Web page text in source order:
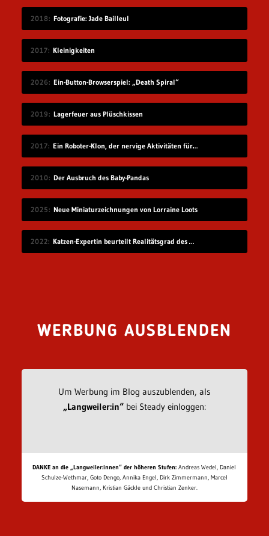
2018 Fotografie: Jade Bailleul
2017 Kleinigkeiten
2026 Ein-Button-Browserspiel: „Death Spiral“
2019 Lagerfeuer aus Plüschkissen
2017 Ein Roboter-Klon, der nervige Aktivitäten für dich übernimmt
2010 Der Ausbruch des Baby-Pandas
2025 Neue Miniaturzeichnungen von Lorraine Loots
2022 Katzen-Expertin beurteilt Realitätsgrad des Verhaltens in „Stray“
WERBUNG AUSBLENDEN
Um Werbung im Blog auszublenden, als
„Langweiler:in“bei Steady einloggen:
DANKE an die „Langweiler:innen“ der höheren Stufen: Andreas Wedel, Daniel
Schulze-Wethmar, Goto Dengo, Annika Engel, Dirk Zimmermann, Marcel
Nasemann, Kristian Gäckle und Christian Zenker.